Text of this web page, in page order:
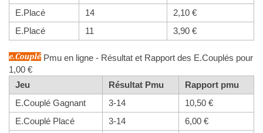
E.Placé
14
2,10 €
E.Placé
11 3,90 €
Pmu en ligne - Résultat et Rapport des E.Couplés pour
1,00 €
Jeu
Résultat Pmu
Rapport pmu
E.Couplé Gagnant
3-14
10,50 €
E.Couplé Placé
3-14
6,00 €